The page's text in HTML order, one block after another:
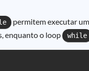
permitem executar
enquanto o loop
while